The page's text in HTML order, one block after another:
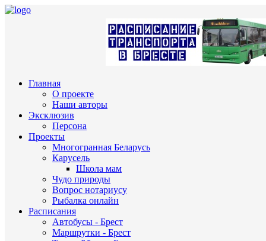
Главная
О проекте
Наши авторы
Эксклюзив
Персона
Проекты
Многогранная Беларусь
Карусель
Школа мам
Чудо природы
Вопрос нотариусу
Рыбалка онлайн
Расписания
Автобусы - Брест
Маршрутки - Брест